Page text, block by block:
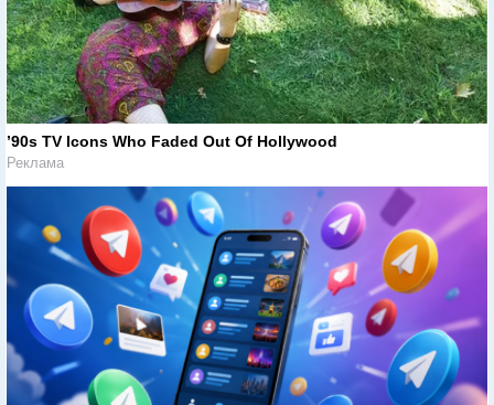
’90s TV Icons Who Faded Out Of Hollywood
Реклама